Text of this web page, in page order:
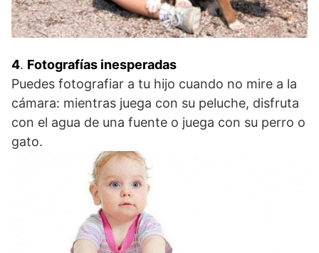
4. Fotografías inesperadas
Puedes fotografiar a tu hijo cuando no mire a la
cámara: mientras juega con su peluche, disfruta
con el agua de una fuente o juega con su perro o
gato.